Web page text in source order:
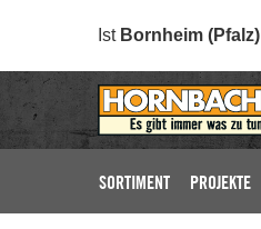
Ist Bornheim (Pfalz)
SORTIMENT PROJEKTE